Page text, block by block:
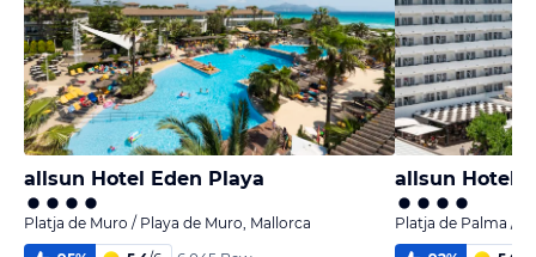
allsun Hotel Eden Playa
Platja de Muro / Playa de Muro, Mallorca
allsun Hotel
Platja de Palma /